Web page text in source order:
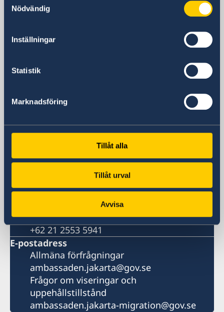
Nödvändig
Inställningar
Statistik
Marknadsföring
Tillåt alla
Tillåt urval
Avvisa
Besöksadress
Menara Rajawali, 9th floor
Indonesia
Embassy of Sweden
Menara Rajawali, 9th floor
Telefonnummer
+62 21 2553 5900
Fax
+62 21 2553 5941
E-postadress
Allmäna förfrågningar
ambassaden.jakarta@gov.se
Frågor om viseringar och
uppehållstillstånd
ambassaden.jakarta-migration@gov.se